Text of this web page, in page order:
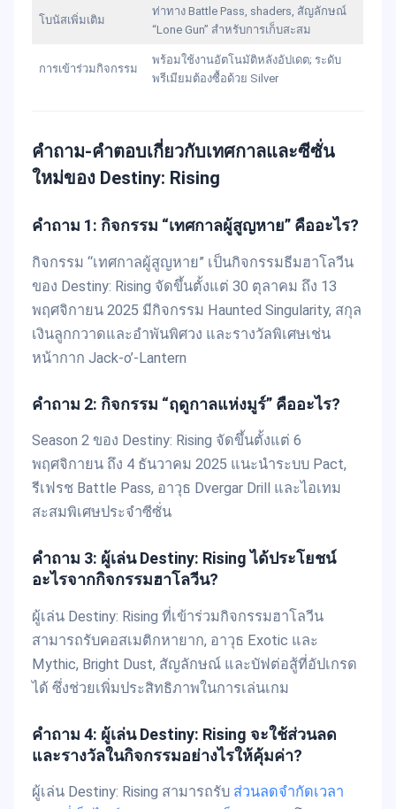
โบนัสเพิ่มเติม
ท่าทาง Battle Pass, shaders, สัญลักษณ์
“Lone Gun” สำหรับการเก็บสะสม
การเข้าร่วมกิจกรรม
พร้อมใช้งานอัตโนมัติหลังอัปเดต; ระดับ
พรีเมียมต้องซื้อด้วย Silver
คำถาม-คำตอบเกี่ยวกับเทศกาลและซีซั่น
ใหม่ของ Destiny: Rising
คำถาม 1: กิจกรรม “เทศกาลผู้สูญหาย” คืออะไร?
กิจกรรม “เทศกาลผู้สูญหาย” เป็นกิจกรรมธีมฮาโลวีน
ของ Destiny: Rising จัดขึ้นตั้งแต่ 30 ตุลาคม ถึง 13
พฤศจิกายน 2025 มีกิจกรรม Haunted Singularity, สกุล
เงินลูกกวาดและอำพันพิศวง และรางวัลพิเศษเช่น
หน้ากาก Jack-o’-Lantern
คำถาม 2: กิจกรรม “ฤดูกาลแห่งมูร์” คืออะไร?
Season 2 ของ Destiny: Rising จัดขึ้นตั้งแต่ 6
พฤศจิกายน ถึง 4 ธันวาคม 2025 แนะนำระบบ Pact,
รีเฟรช Battle Pass, อาวุธ Dvergar Drill และไอเทม
สะสมพิเศษประจำซีซั่น
คำถาม 3: ผู้เล่น Destiny: Rising ได้ประโยชน์
อะไรจากกิจกรรมฮาโลวีน?
ผู้เล่น Destiny: Rising ที่เข้าร่วมกิจกรรมฮาโลวีน
สามารถรับคอสเมติกหายาก, อาวุธ Exotic และ
Mythic, Bright Dust, สัญลักษณ์ และบัฟต่อสู้ที่อัปเกรด
ได้ ซึ่งช่วยเพิ่มประสิทธิภาพในการเล่นเกม
คำถาม 4: ผู้เล่น Destiny: Rising จะใช้ส่วนลด
และรางวัลในกิจกรรมอย่างไรให้คุ้มค่า?
ผู้เล่น Destiny: Rising สามารถรับ ส่วนลดจำกัดเวลา